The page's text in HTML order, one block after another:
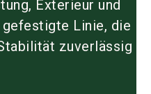
Exterieur und
Linie, die
zuverlässig